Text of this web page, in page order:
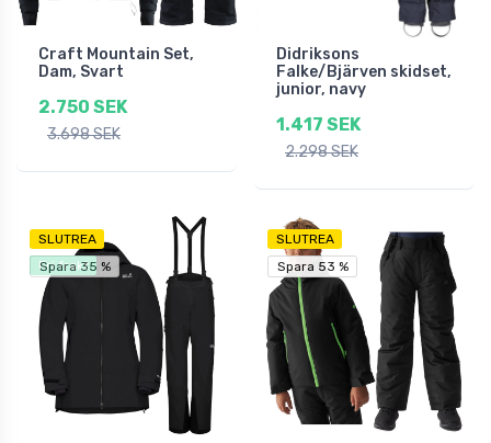
Craft Mountain Set,
Dam, Svart
2.750 SEK
3.698 SEK
Didriksons
Falke/Bjärven skidset,
junior, navy
1.417 SEK
2.298 SEK
SLUTREA
Fri frakt
Spara 35 %
SLUTREA
Spara 53 %
Spara 53 %